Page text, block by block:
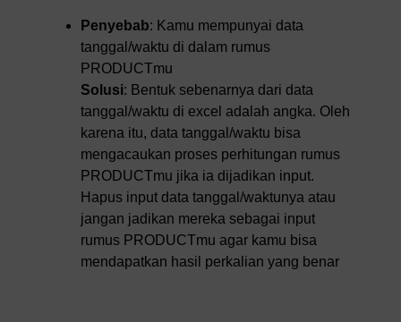
Penyebab: Kamu mempunyai data
tanggal/waktu di dalam rumus
PRODUCTmu
Solusi: Bentuk sebenarnya dari data
tanggal/waktu di excel adalah angka. Oleh
karena itu, data tanggal/waktu bisa
mengacaukan proses perhitungan rumus
PRODUCTmu jika ia dijadikan input.
Hapus input data tanggal/waktunya atau
jangan jadikan mereka sebagai input
rumus PRODUCTmu agar kamu bisa
mendapatkan hasil perkalian yang benar